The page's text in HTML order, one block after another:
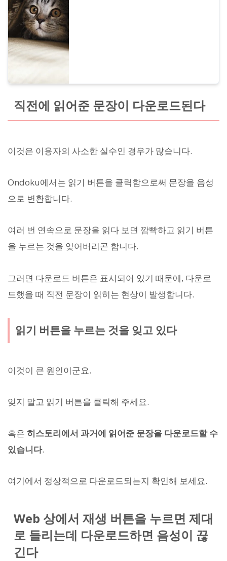
직전에 읽어준 문장이 다운로드된다
이것은 이용자의 사소한 실수인 경우가 많습니다.
Ondoku에서는 읽기 버튼을 클릭함으로써 문장을 음성
으로 변환합니다.
여러 번 연속으로 문장을 읽다 보면 깜빡하고 읽기 버튼
을 누르는 것을 잊어버리곤 합니다.
그러면 다운로드 버튼은 표시되어 있기 때문에, 다운로
드했을 때 직전 문장이 읽히는 현상이 발생합니다.
읽기 버튼을 누르는 것을 잊고 있다
이것이 큰 원인이군요.
잊지 말고 읽기 버튼을 클릭해 주세요.
혹은 히스토리에서 과거에 읽어준 문장을 다운로드할 수
있습니다.
여기에서 정상적으로 다운로드되는지 확인해 보세요.
Web 상에서 재생 버튼을 누르면 제대
로 들리는데 다운로드하면 음성이 끊
긴다